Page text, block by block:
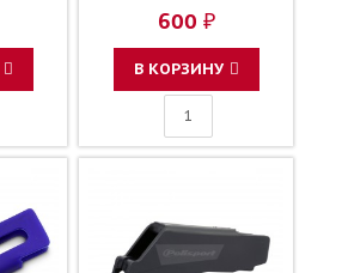
110090000601
110090000501
F45300001
600 ₽
В КОРЗИНУ